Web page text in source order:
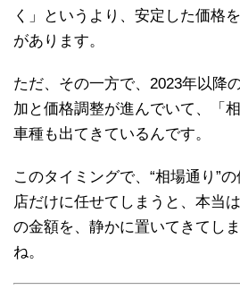
く」というより、安定した価格
があります。
ただ、その一方で、2023年以降
加と価格調整が進んでいて、「
車種も出てきているんです。
このタイミングで、“相場通り”
店だけに任せてしまうと、本当
の金額を、静かに置いてきてし
ね。